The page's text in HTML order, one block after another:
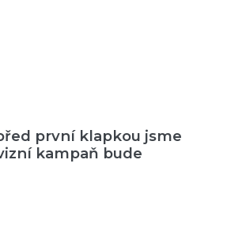
první klapkou jsme
kampaň bude